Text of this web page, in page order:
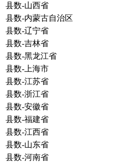
县数-山西省
县数-内蒙古自治区
县数-辽宁省
县数-吉林省
县数-黑龙江省
县数-上海市
县数-江苏省
县数-浙江省
县数-安徽省
县数-福建省
县数-江西省
县数-山东省
县数-河南省